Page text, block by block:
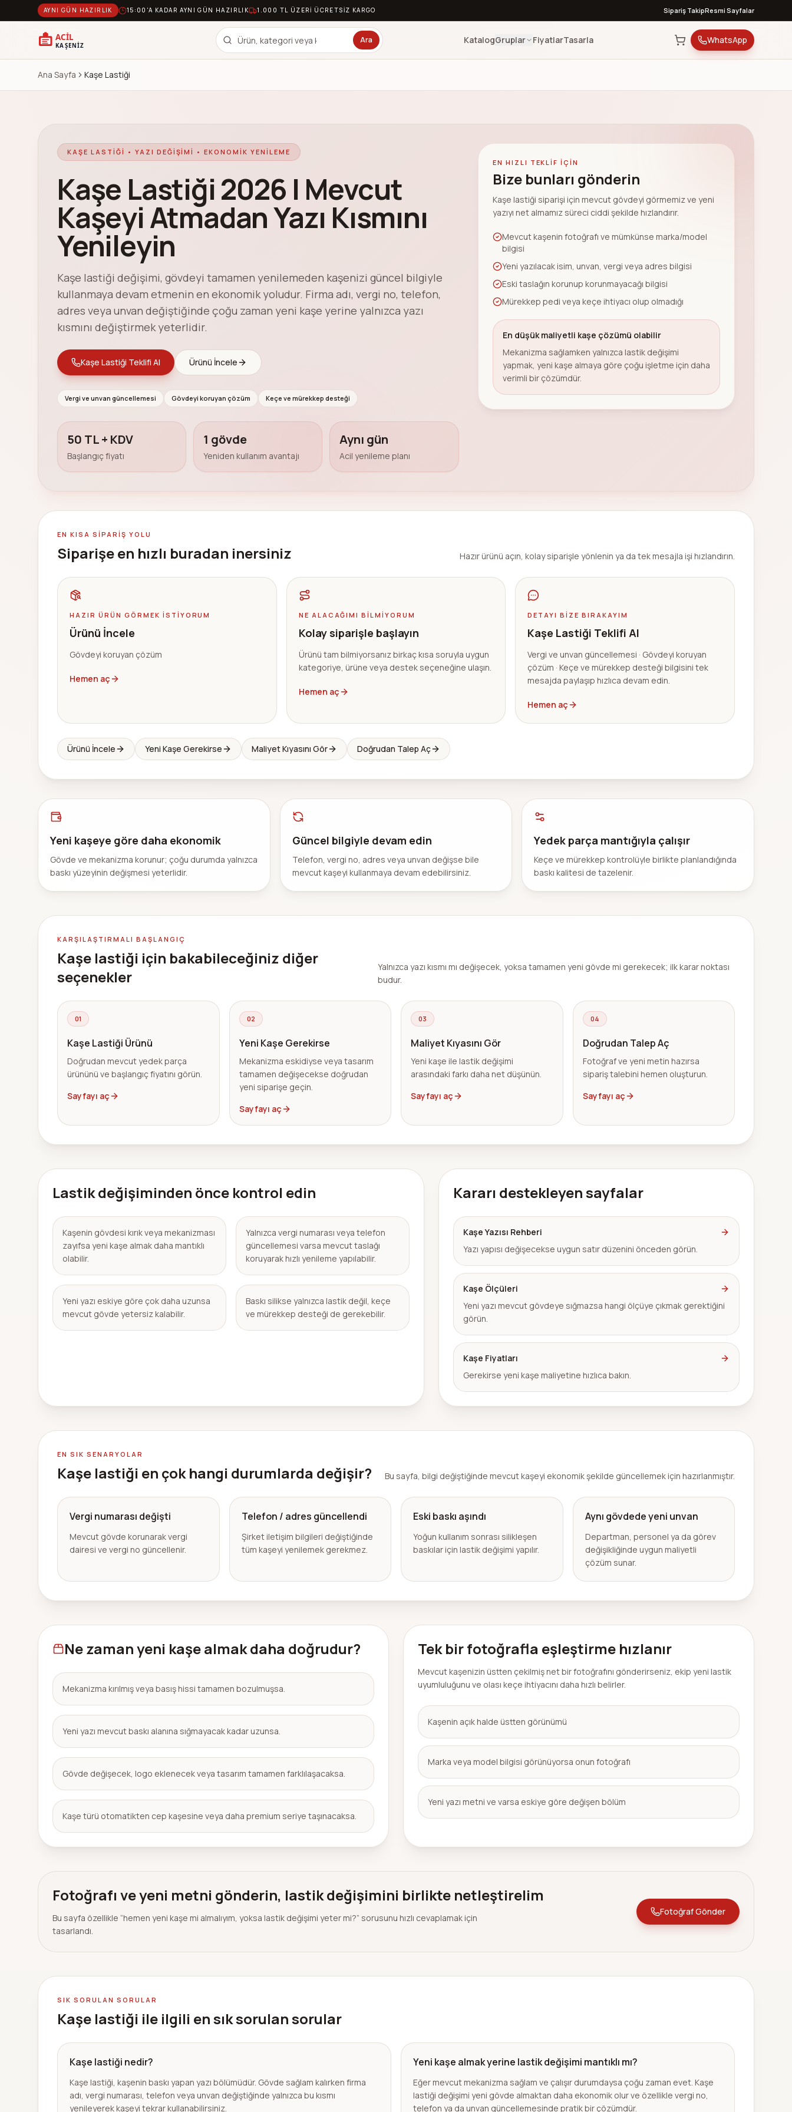
AYNI GÜN HAZIRLIK 15:00'A KADAR AYNI GÜN HAZIRLIK 1.000 TL ÜZERI ÜCRETSIZ KARGO Sipariş TakipResmi Sayfalar
Ara KatalogGruplar FiyatlarTasarla WhatsApp
Ana Sayfa Kaşe Lastiği
KAŞE LASTIĞI • YAZI DEĞIŞIMI • EKONOMIK YENILEME
Kaşe Lastiği 2026 | Mevcut
Kaşeyi Atmadan Yazı Kısmını
Yenileyin
Kaşe lastiği değişimi, gövdeyi tamamen yenilemeden kaşenizi güncel bilgiyle
kullanmaya devam etmenin en ekonomik yoludur. Firma adı, vergi no, telefon,
adres veya unvan değiştiğinde çoğu zaman yeni kaşe yerine yalnızca yazı
kısmını değiştirmek yeterlidir.
Kaşe Lastiği Teklifi Al Ürünü İncele
Vergi ve unvan güncellemesi Gövdeyi koruyan çözüm Keçe ve mürekkep desteği
50 TL + KDV
Başlangıç fiyatı
1 gövde
Yeniden kullanım avantajı
Aynı gün
Acil yenileme planı
EN HIZLI TEKLIF IÇIN
Bize bunları gönderin
Kaşe lastiği siparişi için mevcut gövdeyi görmemiz ve yeni
yazıyı net almamız süreci ciddi şekilde hızlandırır.
Mevcut kaşenin fotoğrafı ve mümkünse marka/model
bilgisi
Yeni yazılacak isim, unvan, vergi veya adres bilgisi
Eski taslağın korunup korunmayacağı bilgisi
Mürekkep pedi veya keçe ihtiyacı olup olmadığı
En düşük maliyetli kaşe çözümü olabilir
Mekanizma sağlamken yalnızca lastik değişimi
yapmak, yeni kaşe almaya göre çoğu işletme için daha
verimli bir çözümdür.
EN KISA SIPARIŞ YOLU
Siparişe en hızlı buradan inersiniz Hazır ürünü açın, kolay siparişle yönlenin ya da tek mesajla işi hızlandırın.
HAZIR ÜRÜN GÖRMEK ISTIYORUM
Ürünü İncele
Gövdeyi koruyan çözüm
Hemen aç
NE ALACAĞIMI BILMIYORUM
Kolay siparişle başlayın
Ürünü tam bilmiyorsanız birkaç kısa soruyla uygun
kategoriye, ürüne veya destek seçeneğine ulaşın.
Hemen aç
DETAYI BIZE BIRAKAYIM
Kaşe Lastiği Teklifi Al
Vergi ve unvan güncellemesi · Gövdeyi koruyan
çözüm · Keçe ve mürekkep desteği bilgisini tek
mesajda paylaşıp hızlıca devam edin.
Hemen aç
Ürünü İncele Yeni Kaşe Gerekirse Maliyet Kıyasını Gör Doğrudan Talep Aç
Yeni kaşeye göre daha ekonomik
Gövde ve mekanizma korunur; çoğu durumda yalnızca
baskı yüzeyinin değişmesi yeterlidir.
Güncel bilgiyle devam edin
Telefon, vergi no, adres veya unvan değişse bile
mevcut kaşeyi kullanmaya devam edebilirsiniz.
Yedek parça mantığıyla çalışır
Keçe ve mürekkep kontrolüyle birlikte planlandığında
baskı kalitesi de tazelenir.
KARŞILAŞTIRMALI BAŞLANGIÇ
Kaşe lastiği için bakabileceğiniz diğer
seçenekler
Yalnızca yazı kısmı mı değişecek, yoksa tamamen yeni gövde mi gerekecek; ilk karar noktası
budur.
01
Kaşe Lastiği Ürünü
Doğrudan mevcut yedek parça
ürününü ve başlangıç fiyatını görün.
Sayfayı aç
02
Yeni Kaşe Gerekirse
Mekanizma eskidiyse veya tasarım
tamamen değişecekse doğrudan
yeni siparişe geçin.
Sayfayı aç
03
Maliyet Kıyasını Gör
Yeni kaşe ile lastik değişimi
arasındaki farkı daha net düşünün.
Sayfayı aç
04
Doğrudan Talep Aç
Fotoğraf ve yeni metin hazırsa
sipariş talebini hemen oluşturun.
Sayfayı aç
Lastik değişiminden önce kontrol edin
Kaşenin gövdesi kırık veya mekanizması
zayıfsa yeni kaşe almak daha mantıklı
olabilir.
Yalnızca vergi numarası veya telefon
güncellemesi varsa mevcut taslağı
koruyarak hızlı yenileme yapılabilir.
Yeni yazı eskiye göre çok daha uzunsa
mevcut gövde yetersiz kalabilir.
Baskı silikse yalnızca lastik değil, keçe
ve mürekkep desteği de gerekebilir.
Kararı destekleyen sayfalar
Kaşe Yazısı Rehberi
Yazı yapısı değişecekse uygun satır düzenini önceden görün.
Kaşe Ölçüleri
Yeni yazı mevcut gövdeye sığmazsa hangi ölçüye çıkmak gerektiğini
görün.
Kaşe Fiyatları
Gerekirse yeni kaşe maliyetine hızlıca bakın.
EN SIK SENARYOLAR
Kaşe lastiği en çok hangi durumlarda değişir? Bu sayfa, bilgi değiştiğinde mevcut kaşeyi ekonomik şekilde güncellemek için hazırlanmıştır.
Vergi numarası değişti
Mevcut gövde korunarak vergi
dairesi ve vergi no güncellenir.
Telefon / adres güncellendi
Şirket iletişim bilgileri değiştiğinde
tüm kaşeyi yenilemek gerekmez.
Eski baskı aşındı
Yoğun kullanım sonrası silikleşen
baskılar için lastik değişimi yapılır.
Aynı gövdede yeni unvan
Departman, personel ya da görev
değişikliğinde uygun maliyetli
çözüm sunar.
Ne zaman yeni kaşe almak daha doğrudur?
Mekanizma kırılmış veya basış hissi tamamen bozulmuşsa.
Yeni yazı mevcut baskı alanına sığmayacak kadar uzunsa.
Gövde değişecek, logo eklenecek veya tasarım tamamen farklılaşacaksa.
Kaşe türü otomatikten cep kaşesine veya daha premium seriye taşınacaksa.
Tek bir fotoğrafla eşleştirme hızlanır
Mevcut kaşenizin üstten çekilmiş net bir fotoğrafını gönderirseniz, ekip yeni lastik
uyumluluğunu ve olası keçe ihtiyacını daha hızlı belirler.
Kaşenin açık halde üstten görünümü
Marka veya model bilgisi görünüyorsa onun fotoğrafı
Yeni yazı metni ve varsa eskiye göre değişen bölüm
Fotoğrafı ve yeni metni gönderin, lastik değişimini birlikte netleştirelim
Bu sayfa özellikle “hemen yeni kaşe mi almalıyım, yoksa lastik değişimi yeter mi?” sorusunu hızlı cevaplamak için
tasarlandı.
Fotoğraf Gönder
SIK SORULAN SORULAR
Kaşe lastiği ile ilgili en sık sorulan sorular
Kaşe lastiği nedir?
Kaşe lastiği, kaşenin baskı yapan yazı bölümüdür. Gövde sağlam kalırken firma
adı, vergi numarası, telefon veya unvan değiştiğinde yalnızca bu kısmı
yenileyerek kaşeyi tekrar kullanabilirsiniz.
Yeni kaşe almak yerine lastik değişimi mantıklı mı?
Eğer mevcut mekanizma sağlam ve çalışır durumdaysa çoğu zaman evet. Kaşe
lastiği değişimi yeni gövde almaktan daha ekonomik olur ve özellikle vergi no,
telefon ya da unvan güncellemesinde pratik bir çözümdür.